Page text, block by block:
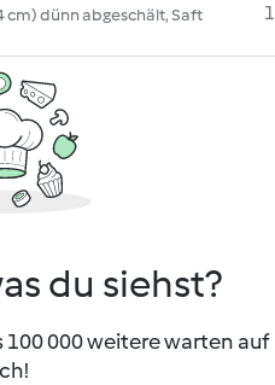
cm) dünn abgeschält, Saft
1
du siehst?
100 000 weitere warten auf